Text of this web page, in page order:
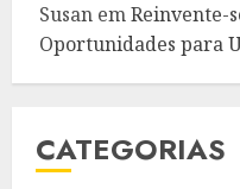
SusanemReinvente-
Oportunidades para
CATEGORIAS